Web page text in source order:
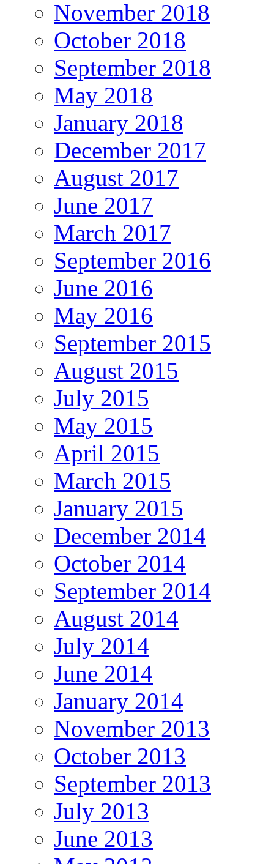
November 2018
October 2018
September 2018
May 2018
January 2018
December 2017
August 2017
June 2017
March 2017
September 2016
June 2016
May 2016
September 2015
August 2015
July 2015
May 2015
April 2015
March 2015
January 2015
December 2014
October 2014
September 2014
August 2014
July 2014
June 2014
January 2014
November 2013
October 2013
September 2013
July 2013
June 2013